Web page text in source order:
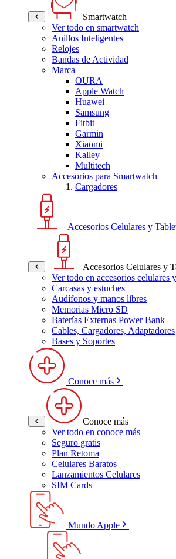
Smartwatch
Ver todo en smartwatch
Anillos Inteligentes
Relojes
Bandas de Actividad
Marca
OURA
Apple Watch
Huawei
Samsung
Fitbit
Garmin
Xiaomi
Kalley
Multitech
Accesorios para Smartwatch
Cargadores
Accesorios Celulares y
Accesorios Celulares y
Ver todo en accesorios celulares
Carcasas y estuches
Audífonos y manos libres
Memorias Micro SD
Baterías Externas Power Bank
Cables, Cargadores, Adaptadores
Bases y Soportes
Conoce más
Conoce más
Ver todo en conoce más
Seguro gratis
Plan Retoma
Celulares Baratos
Lanzamientos Celulares
SIM Cards
Mundo Apple